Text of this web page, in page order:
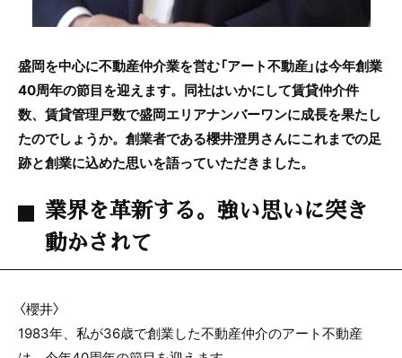
盛岡を中心に不動産仲介業を営む「アート不動産」は今年創業
40周年の節目を迎えます。同社はいかにして賃貸仲介件
数、賃貸管理戸数で盛岡エリアナンバーワンに成長を果たし
たのでしょうか。創業者である櫻井澄男さんにこれまでの足
跡と創業に込めた思いを語っていただきました。
業界を革新する。強い思いに突き
動かされて
〈櫻井〉
1983年、私が36歳で創業した不動産仲介のアート不動産